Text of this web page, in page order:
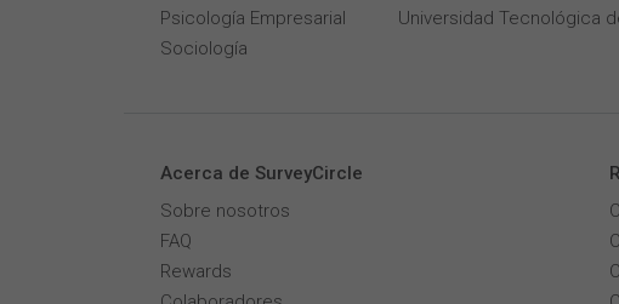
Psicología Empresarial
Sociología
Universidad Tecnológica
Acerca de SurveyCircle
Sobre nosotros
FAQ
Rewards